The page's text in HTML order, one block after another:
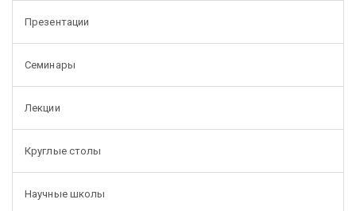
Презентации
Семинары
Лекции
Круглые столы
Научные школы